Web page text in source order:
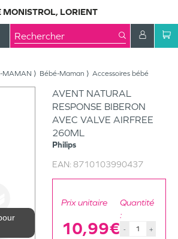
LORIENT
MAMAN Bébé-Maman Accessoires bébé
AVENT NATURAL
RESPONSE BIBERON
AVEC VALVE AIRFREE
260ML
Philips
EAN: 8710103990437
Prix unitaire
10,99€
Quantité
:
- +